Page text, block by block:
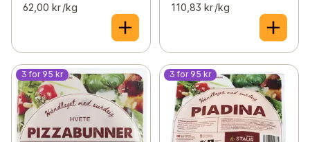
62,00 kr /kg 110,83 kr /kg
3 for 95 kr 3 for 95 kr